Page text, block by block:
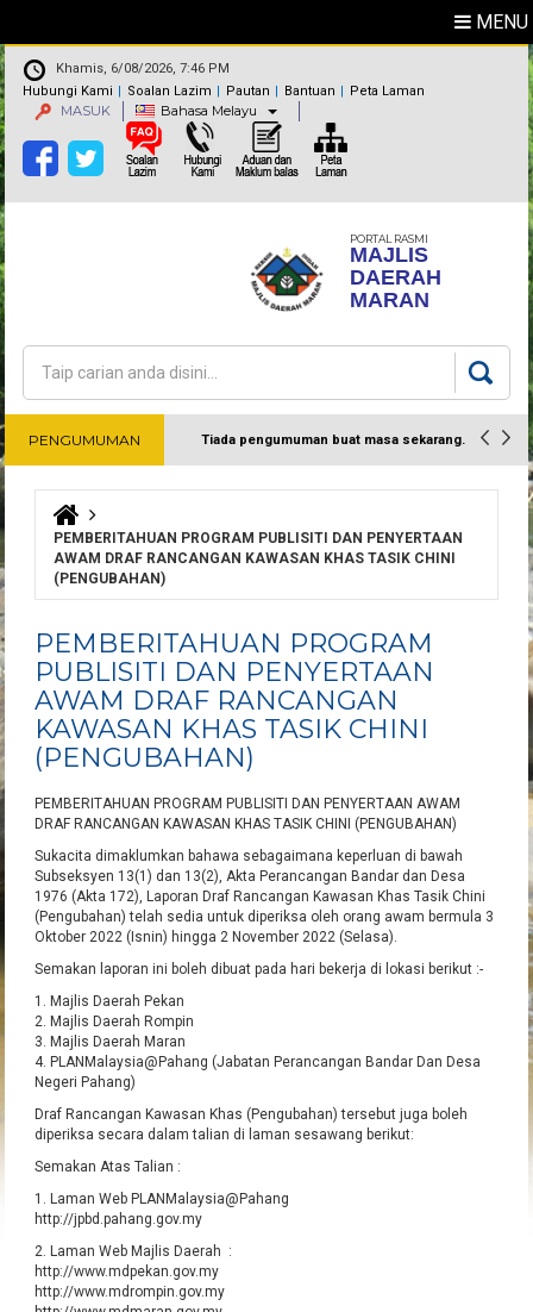
MENU
Khamis, 6/08/2026, 7:46 PM
Hubungi Kami
Soalan Lazim Pautan Bantuan Peta Laman
MASUK Bahasa Melayu
PORTAL RASMI
MAJLIS
DAERAH
MARAN
Borang carian
Carian
PENGUMUMAN Tiada pengumuman buat masa sekarang.
Harap maklum
Anda di sini
PEMBERITAHUAN PROGRAM PUBLISITI DAN PENYERTAAN
AWAM DRAF RANCANGAN KAWASAN KHAS TASIK CHINI
(PENGUBAHAN)
PEMBERITAHUAN PROGRAM
PUBLISITI DAN PENYERTAAN
AWAM DRAF RANCANGAN
KAWASAN KHAS TASIK CHINI
(PENGUBAHAN)
PEMBERITAHUAN PROGRAM PUBLISITI DAN PENYERTAAN AWAM
DRAF RANCANGAN KAWASAN KHAS TASIK CHINI (PENGUBAHAN)
Sukacita dimaklumkan bahawa sebagaimana keperluan di bawah
Subseksyen 13(1) dan 13(2), Akta Perancangan Bandar dan Desa
1976 (Akta 172), Laporan Draf Rancangan Kawasan Khas Tasik Chini
(Pengubahan) telah sedia untuk diperiksa oleh orang awam bermula 3
Oktober 2022 (Isnin) hingga 2 November 2022 (Selasa).
Semakan laporan ini boleh dibuat pada hari bekerja di lokasi berikut :-
1. Majlis Daerah Pekan
2. Majlis Daerah Rompin
3. Majlis Daerah Maran
4. PLANMalaysia@Pahang (Jabatan Perancangan Bandar Dan Desa
Negeri Pahang)
Draf Rancangan Kawasan Khas (Pengubahan) tersebut juga boleh
diperiksa secara dalam talian di laman sesawang berikut:
Semakan Atas Talian :
1. Laman Web PLANMalaysia@Pahang
http://jpbd.pahang.gov.my
2. Laman Web Majlis Daerah :
http://www.mdpekan.gov.my
http://www.mdrompin.gov.my